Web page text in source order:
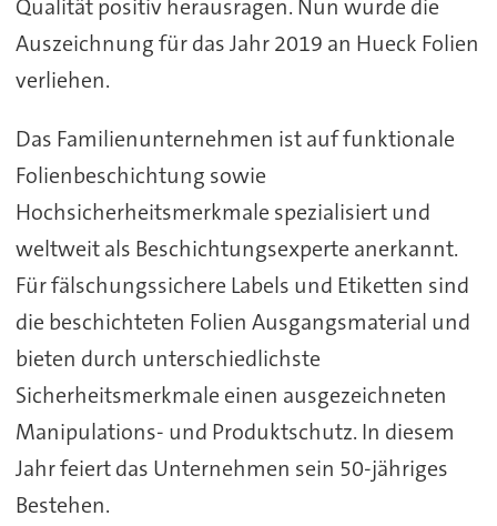
Qualität positiv herausragen. Nun wurde die
Auszeichnung für das Jahr 2019 an Hueck Folien
verliehen.
Das Familienunternehmen ist auf funktionale
Folienbeschichtung sowie
Hochsicherheitsmerkmale spezialisiert und
weltweit als Beschichtungsexperte anerkannt.
Für fälschungssichere Labels und Etiketten sind
die beschichteten Folien Ausgangsmaterial und
bieten durch unterschiedlichste
Sicherheitsmerkmale einen ausgezeichneten
Manipulations- und Produktschutz. In diesem
Jahr feiert das Unternehmen sein 50-jähriges
Bestehen.